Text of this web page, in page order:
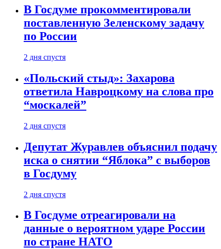
В Госдуме прокомментировали
поставленную Зеленскому задачу
по России
2 дня спустя
«Польский стыд»: Захарова
ответила Навроцкому на слова про
“москалей”
2 дня спустя
Депутат Журавлев объяснил подачу
иска о снятии “Яблока” с выборов
в Госдуму
2 дня спустя
В Госдуме отреагировали на
данные о вероятном ударе России
по стране НАТО